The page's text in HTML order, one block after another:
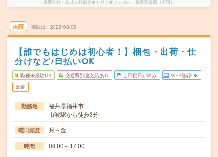
派遣会社 株式会社綜合キャリアオプション 製造事業部（全国）
未読 掲載日 2026/08/05
【誰でもはじめは初心者！】梱包・出荷・仕
分けなど/日払いOK
職種未経験OK 交通費別途支給あり 土日祝日が休み WEB登録OK
派遣
勤務地
福井県福井市
市波駅から徒歩3分
曜日頻度 月～金
時間 08:00～17:00